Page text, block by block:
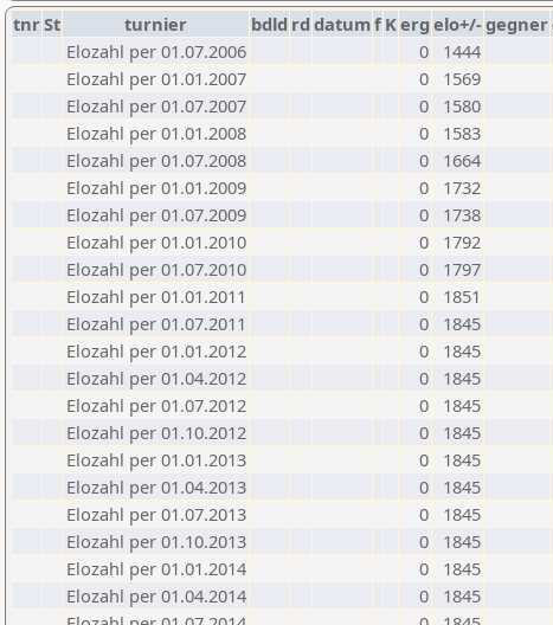
tnrSt turnier bdld rd datumf Kerg elo+/-gegner
Elozahl per 01.07.2006
0
1444
Elozahl per 01.01.2007
0
1569
Elozahl per 01.07.2007
0
1580
Elozahl per 01.01.2008
0
1583
Elozahl per 01.07.2008
0
1664
Elozahl per 01.01.2009
0
1732
Elozahl per 01.07.2009
0
1738
Elozahl per 01.01.2010
0
1792
Elozahl per 01.07.2010
0
1797
Elozahl per 01.01.2011
0
1851
Elozahl per 01.07.2011
0
1845
Elozahl per 01.01.2012
0
1845
Elozahl per 01.04.2012
0
1845
Elozahl per 01.07.2012
0
1845
Elozahl per 01.10.2012
0
1845
Elozahl per 01.01.2013
0
1845
Elozahl per 01.04.2013
0
1845
Elozahl per 01.07.2013
0
1845
Elozahl per 01.10.2013
0
1845
Elozahl per 01.01.2014
0
1845
Elozahl per 01.04.2014
0
1845